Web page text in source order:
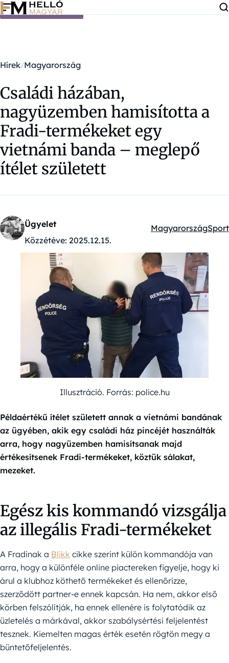
Ugrás a tartalomra
Hírek Magyarország
Családi házában,
nagyüzemben hamisította a
Fradi-termékeket egy
vietnámi banda – meglepő
ítélet született
Ügyelet
Közzétéve: 2025.12.15.
Kategóriák:
MagyarországSport
Illusztráció. Forrás: police.hu
Példaértékű ítélet született annak a vietnámi bandának
az ügyében, akik egy családi ház pincéjét használták
arra, hogy nagyüzemben hamisítsanak majd
értékesítsenek Fradi-termékeket, köztük sálakat,
mezeket.
Egész kis kommandó vizsgálja
az illegális Fradi-termékeket
A Fradinak a Blikk cikke szerint külön kommandója van
arra, hogy a különféle online piactereken figyelje, hogy ki
árul a klubhoz köthető termékeket és ellenőrizze,
szerződött partner-e ennek kapcsán. Ha nem, akkor első
körben felszólítják, ha ennek ellenére is folytatódik az
üzletelés a márkával, akkor szabálysértési feljelentést
tesznek. Kiemelten magas érték esetén rögtön megy a
büntetőfeljelentés.